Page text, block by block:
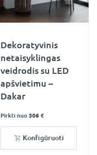
Dekoratyvinis
netaisyklingas
veidrodis su LED
apšvietimu –
Dakar
Pirkti nuo 306 €
Konfigūruoti